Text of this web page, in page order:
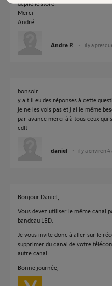
déplie le store.
Merci
André
Andre P. il y a
bonsoir
y a t il eu des réponses à cette
je ne les vois pas et j ai le même
par avance merci à à tous ceux qui
cdlt
daniel il y a environ 4
Bonjour Daniel,
Vous devez utiliser le même canal
bandeau LED.
Je vous invite donc à aller sur le
supprimer du canal de votre
autre canal.
Bonne journée,